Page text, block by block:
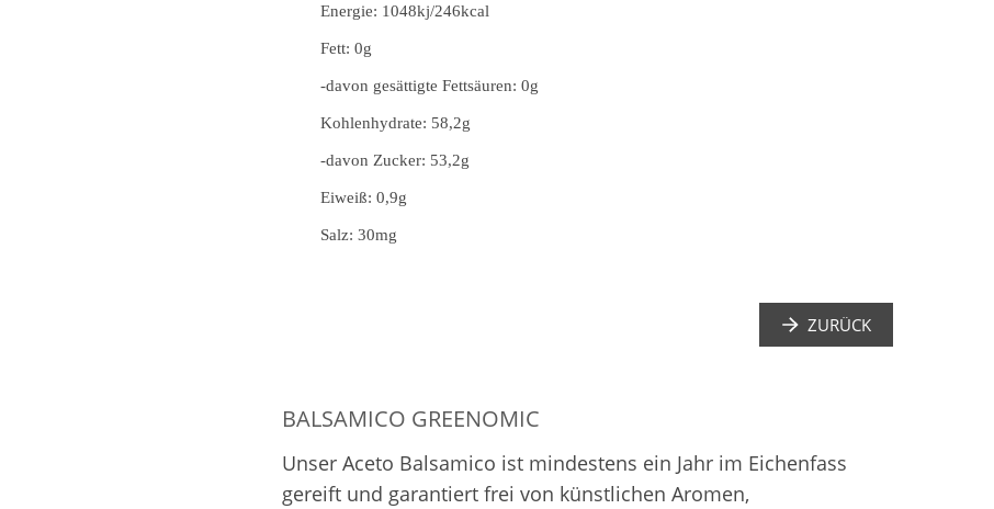
Energie: 1048kj/246kcal
Fett: 0g
-davon gesättigte Fettsäuren: 0g
Kohlenhydrate: 58,2g
-davon Zucker: 53,2g
Eiweiß: 0,9g
Salz: 30mg
ZURÜCK
BALSAMICO GREENOMIC
Unser Aceto Balsamico ist mindestens ein Jahr im Eichenfass
gereift und garantiert frei von künstlichen Aromen,